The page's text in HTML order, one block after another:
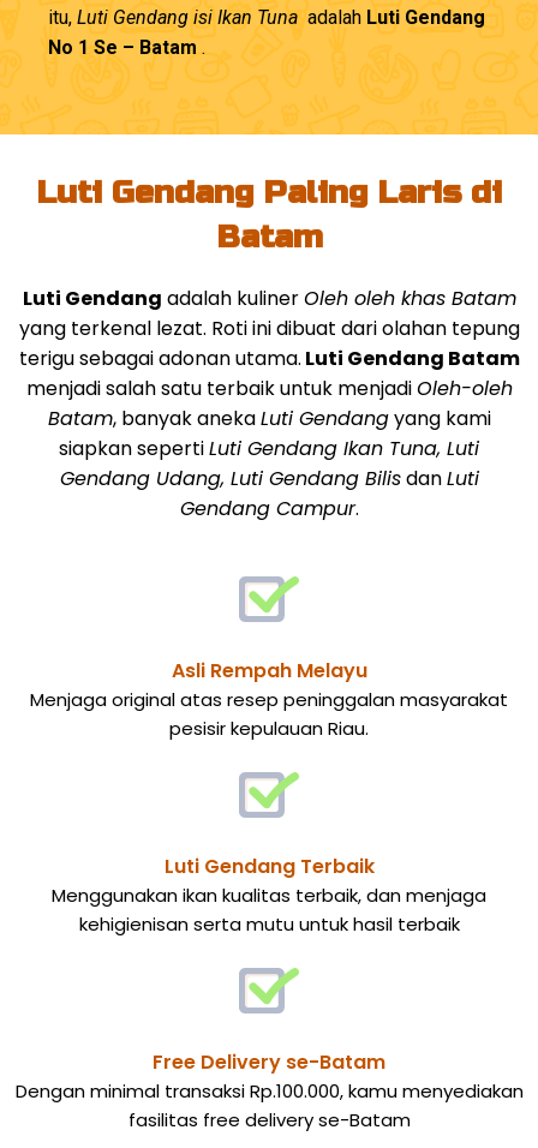
itu, Luti Gendang isi Ikan Tunaadalah Luti Gendang
No 1 Se – Batam.
Luti Gendang Paling Laris di
Batam
Luti Gendang adalah kulinerOleh oleh khas Batam
yang terkenal lezat. Roti ini dibuat dari olahan tepung
terigu sebagai adonan utama. Luti Gendang Batam
menjadi salah satu terbaik untuk menjadiOleh-oleh
Batam, banyak anekaLuti Gendangyang kami
siapkan sepertiLuti Gendang Ikan Tuna, Luti
Gendang Udang, Luti Gendang BilisdanLuti
Gendang Campur.
Asli Rempah Melayu
Menjaga original atas resep peninggalan masyarakat
pesisir kepulauan Riau.
Luti Gendang Terbaik
Menggunakan ikan kualitas terbaik, dan menjaga
kehigienisan serta mutu untuk hasil terbaik
Free Delivery se-Batam
Dengan minimal transaksi Rp.100.000, kamu menyediakan
fasilitas free delivery se-Batam